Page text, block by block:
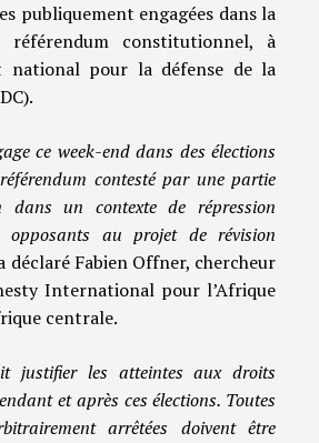
publiquement engagées dans la
constitutionnel, à
national pour la défense de la
ce week-end dans des élections
contesté par une partie
un contexte de répression
opposants au projet de révision
déclaré Fabien Offner, chercheur
International pour l’Afrique
centrale.
justifier les atteintes aux droits
et après ces élections. Toutes
arrêtées doivent être